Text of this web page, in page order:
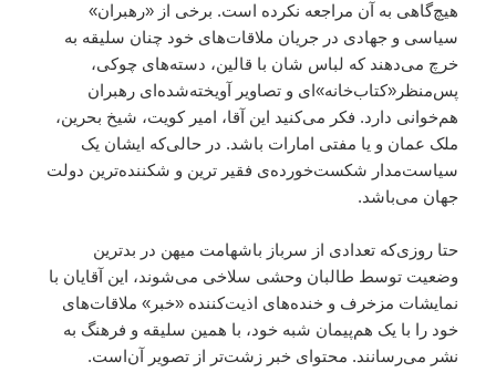
هیچ‌گاهی به آن مراجعه نکرده است. برخی از «رهبران»
سیاسی و جهادی در جریان ملاقات‌های خود چنان سلیقه به
خرچ می‌دهند که لباس شان با قالین، دسته‌های چوکی،
پس‌منظر«کتاب‌خانه»ای و تصاویر آویخته‌شده‌ای رهبران
هم‌خوانی دارد. فکر می‌کنید این آقا، امیر کویت، شیخ بحرین،
ملک عمان و یا مفتی امارات باشد. در حالی‌که ایشان یک
سیاست‌مدار شکست‌خورده‌ی فقیر ترین و شکننده‌ترین دولت
جهان می‌باشد.
حتا روزی‌که تعدادی از سرباز باشهامت میهن در بدترین
وضعیت توسط طالبان وحشی سلاخی می‌شوند، این آقایان با
نمایشات مزخرف و خنده‌های اذیت‌کننده «خبر» ملاقات‌های
خود را با یک هم‌پیمان شبه خود، با همین سلیقه‌ و فرهنگ به
نشر می‌رسانند. محتوای خبر زشت‌تر از تصویر آن‌است.